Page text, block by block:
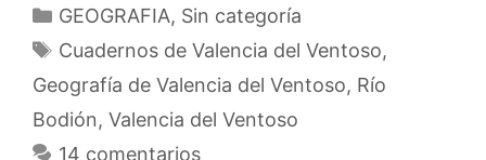
Categorías
GEOGRAFIA, Sin categoría
Etiquetas
Cuadernos de Valencia del Ventoso,
Geografía de Valencia del Ventoso, Río
Bodión, Valencia del Ventoso
14 comentarios